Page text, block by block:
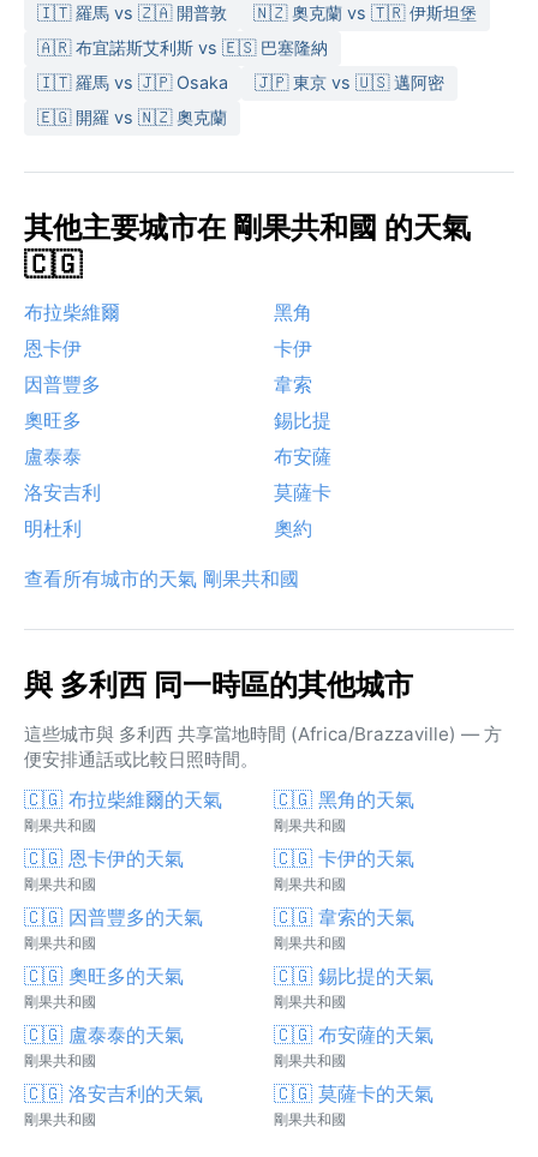
🇮🇹 羅馬 vs 🇿🇦 開普敦
🇳🇿 奧克蘭 vs 🇹🇷 伊斯坦堡
🇦🇷 布宜諾斯艾利斯 vs 🇪🇸 巴塞隆納
🇮🇹 羅馬 vs 🇯🇵 Osaka
🇯🇵 東京 vs 🇺🇸 邁阿密
🇪🇬 開羅 vs 🇳🇿 奧克蘭
其他主要城市在 剛果共和國 的天氣
🇨🇬
布拉柴維爾
黑角
恩卡伊
卡伊
因普豐多
韋索
奧旺多
錫比提
盧泰泰
布安薩
洛安吉利
莫薩卡
明杜利
奧約
查看所有城市的天氣 剛果共和國
與 多利西 同一時區的其他城市
這些城市與 多利西 共享當地時間 (Africa/Brazzaville) — 方
便安排通話或比較日照時間。
🇨🇬 布拉柴維爾的天氣
剛果共和國
🇨🇬 黑角的天氣
剛果共和國
🇨🇬 恩卡伊的天氣
剛果共和國
🇨🇬 卡伊的天氣
剛果共和國
🇨🇬 因普豐多的天氣
剛果共和國
🇨🇬 韋索的天氣
剛果共和國
🇨🇬 奧旺多的天氣
剛果共和國
🇨🇬 錫比提的天氣
剛果共和國
🇨🇬 盧泰泰的天氣
剛果共和國
🇨🇬 布安薩的天氣
剛果共和國
🇨🇬 洛安吉利的天氣
剛果共和國
🇨🇬 莫薩卡的天氣
剛果共和國